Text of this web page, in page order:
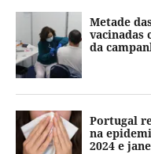
Metade
vacinadas
da
Portugal
na
2024 e